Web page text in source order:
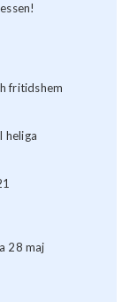
fritidshem
heliga
28 maj